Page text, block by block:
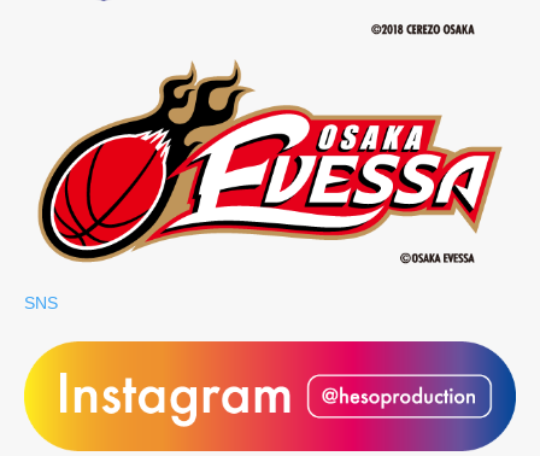
SNS